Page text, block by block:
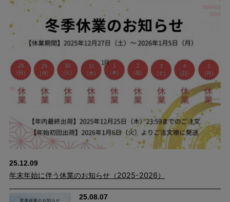
■①きちんとラクしたい！秋のキレイめテーパードパンツ
■②きちんとラクしたい！秋の華やかテーパードパンツ
■③きちんとラクしたい！秋のキレイめワイドパンツ
25.12.09
年末年始に伴う休業のお知らせ（2025-2026）
25.08.07